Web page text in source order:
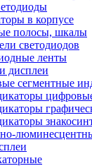
в корпусе
полосы, шкалы
светодиодов
ленты
дисплеи
сегментные